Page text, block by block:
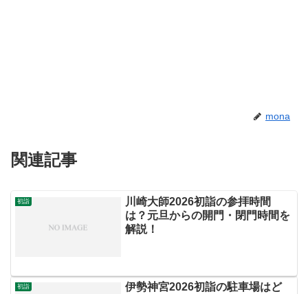
mona
関連記事
初詣
川崎大師2026初詣の参拝時間
は？元旦からの開門・閉門時間を
解説！
初詣
伊勢神宮2026初詣の駐車場はど